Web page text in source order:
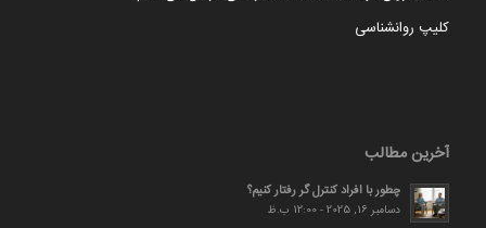
کلیپ روانشناسی
آخرین مطالب
چطور با افراد کنترل گر رفتار کنیم؟
دسامبر 16, 2025 - 12:00 ب.ظ